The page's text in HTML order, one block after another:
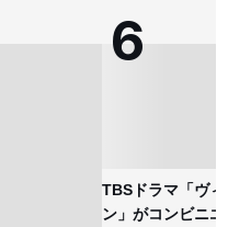
TBSドラマ「ヴィヴ
ン」がコンビニエン